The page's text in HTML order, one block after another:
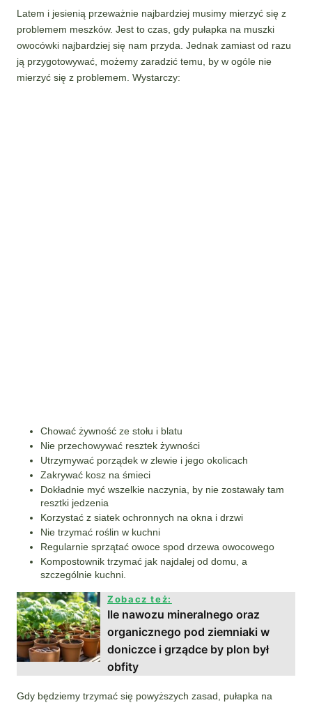
Latem i jesienią przeważnie najbardziej musimy mierzyć się z
problemem meszków. Jest to czas, gdy pułapka na muszki
owocówki najbardziej się nam przyda. Jednak zamiast od razu
ją przygotowywać, możemy zaradzić temu, by w ogóle nie
mierzyć się z problemem. Wystarczy:
Chować żywność ze stołu i blatu
Nie przechowywać resztek żywności
Utrzymywać porządek w zlewie i jego okolicach
Zakrywać kosz na śmieci
Dokładnie myć wszelkie naczynia, by nie zostawały tam
resztki jedzenia
Korzystać z siatek ochronnych na okna i drzwi
Nie trzymać roślin w kuchni
Regularnie sprzątać owoce spod drzewa owocowego
Kompostownik trzymać jak najdalej od domu, a
szczególnie kuchni.
Zobacz też:
Ile nawozu mineralnego oraz
organicznego pod ziemniaki w
doniczce i grządce by plon był
obfity
Gdy będziemy trzymać się powyższych zasad, pułapka na